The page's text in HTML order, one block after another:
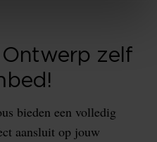
zelf
bieden een volledig
aansluit op jouw